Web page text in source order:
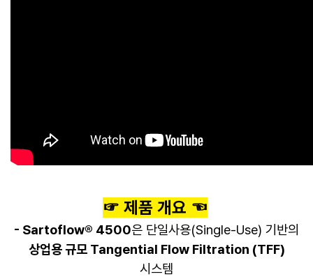
​☞ 제품 개요 ☜
- Sartoflow® 4500은 단일사용(Single-Use) 기반의
상업용 규모 Tangential Flow Filtration (TFF)
시스템